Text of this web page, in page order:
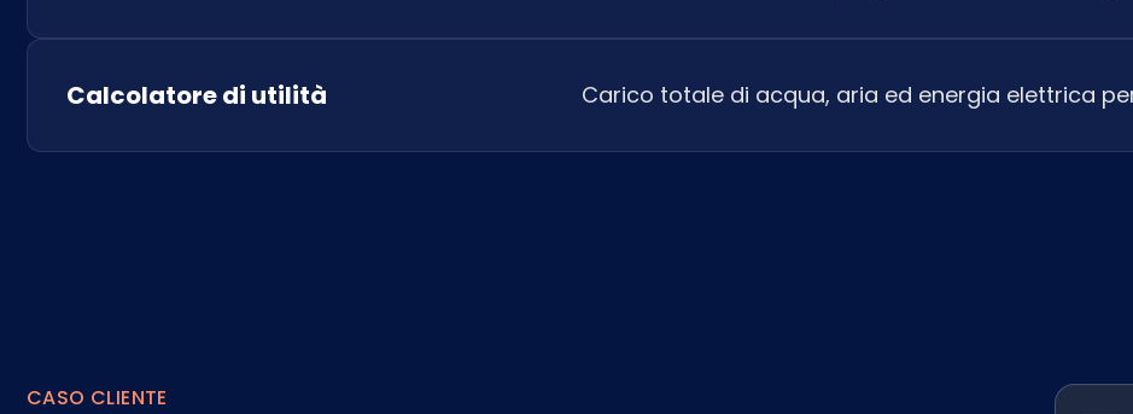
Calcolatore di utilità Carico totale di acqua, aria ed energia elettrica
CASO CLIENTE